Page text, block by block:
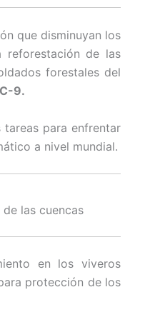
que disminuyan los
reforestación de las
forestales del
9.
para enfrentar
a nivel mundial.
las cuencas
en los viveros
protección de los